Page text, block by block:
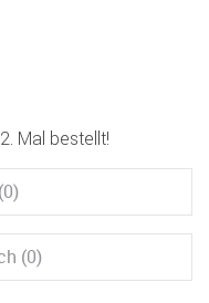
Mal bestellt!
(0)